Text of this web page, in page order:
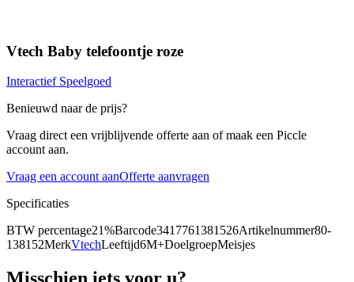
Vtech Baby telefoontje roze
Interactief Speelgoed
Benieuwd naar de prijs?
Vraag direct een vrijblijvende offerte aan of maak een Piccle
account aan.
Vraag een account aanOfferte aanvragen
Specificaties
BTW percentage21%Barcode3417761381526Artikelnummer80-
138152MerkVtechLeeftijd6M+DoelgroepMeisjes